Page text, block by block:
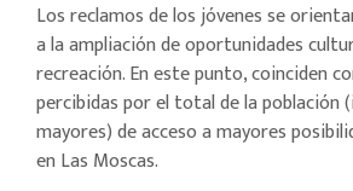
Los reclamos de los jóvenes se
a la ampliación de oportunidades
recreación. En este punto, coinciden
percibidas por el total de la población
mayores) de acceso a mayores
en Las Moscas.